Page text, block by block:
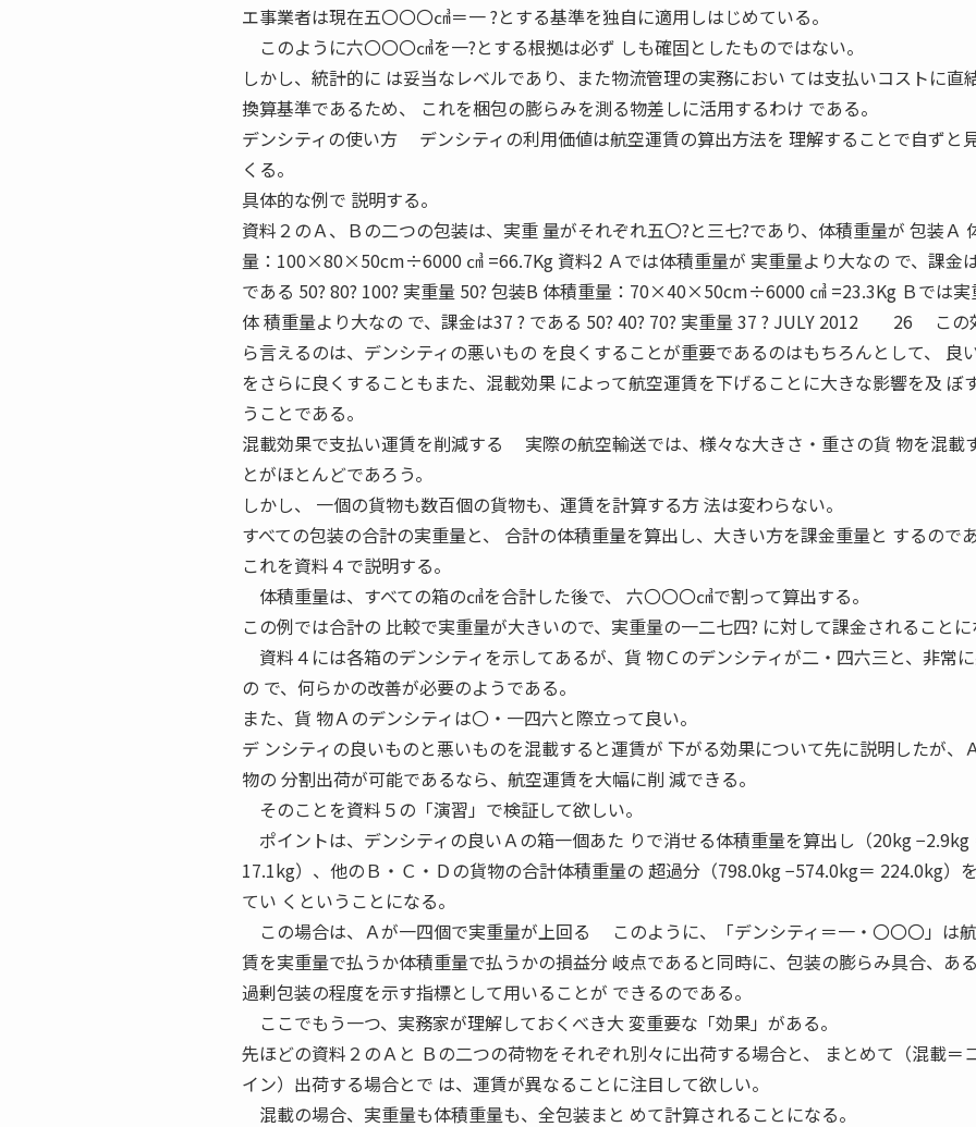
エ事業者は現在五〇〇〇㎤＝一 ?とする基準を独自に適用しはじめている。
このように六〇〇〇㎤を一?とする根拠は必ず しも確固としたものではない。
しかし、統計的に は妥当なレベルであり、また物流管理の実務におい ては支払いコストに直
換算基準であるため、 これを梱包の膨らみを測る物差しに活用するわけ である。
デンシティの使い方 デンシティの利用価値は航空運賃の算出方法を 理解することで自ずと
くる。
具体的な例で 説明する。
資料２のＡ、Ｂの二つの包装は、実重 量がそれぞれ五〇?と三七?であり、体積重量が 包装Ａ
量：100×80×50cm÷6000 ㎤ =66.7Kg 資料2 Ａでは体積重量が 実重量より大なの で、課金
である 50? 80? 100? 実重量 50? 包装B 体積重量：70×40×50cm÷6000 ㎤ =23.3Kg Ｂでは実
体 積重量より大なの で、課金は37 ? である 50? 40? 70? 実重量 37 ? JULY 2012 26 この
ら言えるのは、デンシティの悪いもの を良くすることが重要であるのはもちろんとして、 良
をさらに良くすることもまた、混載効果 によって航空運賃を下げることに大きな影響を及 ぼ
うことである。
混載効果で支払い運賃を削減する 実際の航空輸送では、様々な大きさ・重さの貨 物を混載
とがほとんどであろう。
しかし、 一個の貨物も数百個の貨物も、運賃を計算する方 法は変わらない。
すべての包装の合計の実重量と、 合計の体積重量を算出し、大きい方を課金重量と するのであ
これを資料４で説明する。
体積重量は、すべての箱の㎤を合計した後で、 六〇〇〇㎤で割って算出する。
この例では合計の 比較で実重量が大きいので、実重量の一二七四? に対して課金されることに
資料４には各箱のデンシティを示してあるが、貨 物Ｃのデンシティが二・四六三と、非常
の で、何らかの改善が必要のようである。
また、貨 物Ａのデンシティは〇・一四六と際立って良い。
デ ンシティの良いものと悪いものを混載すると運賃が 下がる効果について先に説明したが、
物の 分割出荷が可能であるなら、航空運賃を大幅に削 減できる。
そのことを資料５の「演習」で検証して欲しい。
ポイントは、デンシティの良いＡの箱一個あた りで消せる体積重量を算出し（20kg −2.9kg
17.1kg）、他のＢ・Ｃ・Ｄの貨物の合計体積重量の 超過分（798.0kg −574.0kg＝ 224.0kg）
てい くということになる。
この場合は、Ａが一四個で実重量が上回る このように、「デンシティ＝一・〇〇〇」は
賃を実重量で払うか体積重量で払うかの損益分 岐点であると同時に、包装の膨らみ具合、あ
過剰包装の程度を示す指標として用いることが できるのである。
ここでもう一つ、実務家が理解しておくべき大 変重要な「効果」がある。
先ほどの資料２のＡと Ｂの二つの荷物をそれぞれ別々に出荷する場合と、 まとめて（混載＝
イン）出荷する場合とで は、運賃が異なることに注目して欲しい。
混載の場合、実重量も体積重量も、全包装まと めて計算されることになる。